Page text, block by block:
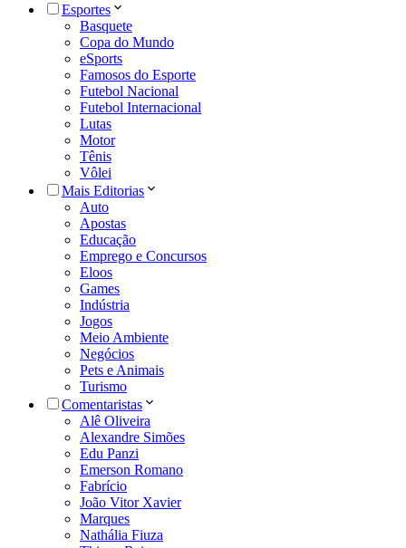
Esportes
Basquete
Copa do Mundo
eSports
Famosos do Esporte
Futebol Nacional
Futebol Internacional
Lutas
Motor
Tênis
Vôlei
Mais Editorias
Auto
Apostas
Educação
Emprego e Concursos
Eloos
Games
Indústria
Jogos
Meio Ambiente
Negócios
Pets e Animais
Turismo
Comentaristas
Alê Oliveira
Alexandre Simões
Edu Panzi
Emerson Romano
Fabrício
João Vitor Xavier
Marques
Nathália Fiuza